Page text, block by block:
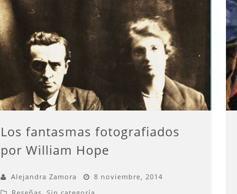
Los fantasmas fotografiados
por William Hope
Alejandra Zamora
8 noviembre, 2014